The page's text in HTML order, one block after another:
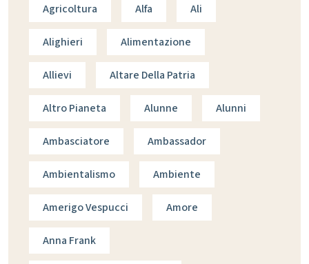
Agricoltura Alfa Ali
Alighieri Alimentazione
Allievi Altare Della Patria
Altro Pianeta Alunne Alunni
Ambasciatore Ambassador
Ambientalismo Ambiente
Amerigo Vespucci Amore
Anna Frank